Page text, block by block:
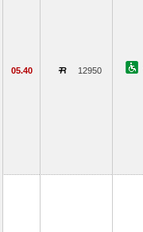
05.40 12950